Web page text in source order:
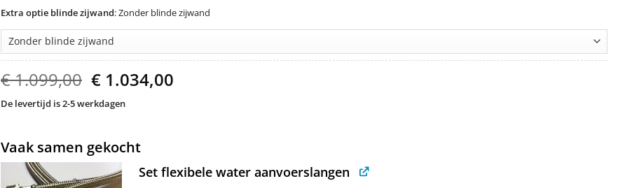
Extra optie blinde zijwand:Zonder blinde zijwand
€1.099,00 Oorspronkelijke
prijs
was:
€ 1.034,00
De levertijd is 2-5 werkdagen
Vaak samen gekocht
Set flexibele water aanvoerslangen